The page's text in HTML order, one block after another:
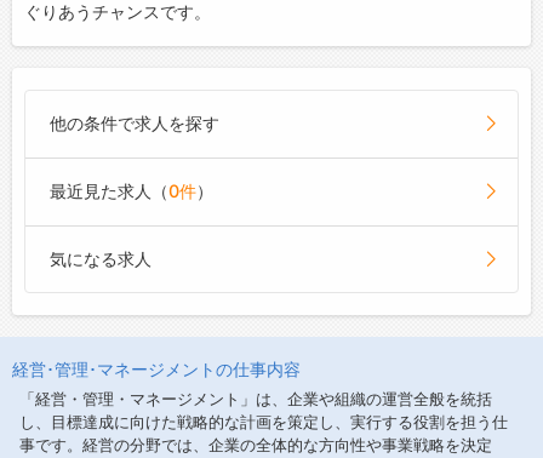
ぐりあうチャンスです。
他の条件で求人を探す
最近見た求人（0件）
気になる求人
経営･管理･マネージメントの仕事内容
「経営・管理・マネージメント」は、企業や組織の運営全般を統括
し、目標達成に向けた戦略的な計画を策定し、実行する役割を担う仕
事です。経営の分野では、企業の全体的な方向性や事業戦略を決定